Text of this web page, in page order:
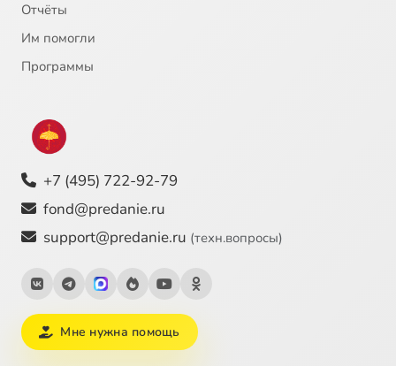
Отчёты
Им помогли
Программы
+7 (495) 722-92-79
fond@predanie.ru
support@predanie.ru (техн.вопросы)
Мне нужна помощь